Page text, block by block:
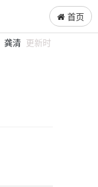
首页
龚清 更新时